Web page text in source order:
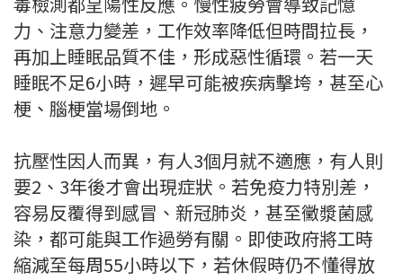
力、注意力變差，工作效率降低但時間拉長，
再加上睡眠品質不佳，形成惡性循環。若一天
睡眠不足6小時，遲早可能被疾病擊垮，甚至心
梗、腦梗當場倒地。
抗壓性因人而異，有人3個月就不適應，有人則
要2、3年後才會出現症狀。若免疫力特別差，
容易反覆得到感冒、新冠肺炎，甚至黴漿菌感
染，都可能與工作過勞有關。即使政府將工時
縮減至每周55小時以下，若休假時仍不懂得放